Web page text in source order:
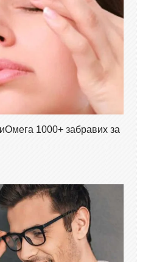
1000+ забравих за